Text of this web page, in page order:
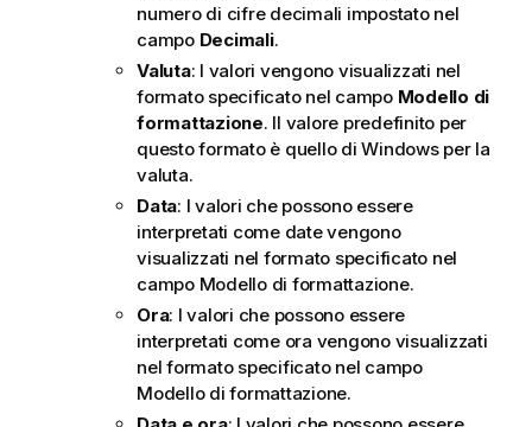
numero di cifre decimali impostato nel
campo Decimali.
Valuta: I valori vengono visualizzati nel
formato specificato nel campo Modello di
formattazione. Il valore predefinito per
questo formato è quello di Windows per la
valuta.
Data: I valori che possono essere
interpretati come date vengono
visualizzati nel formato specificato nel
campo Modello di formattazione.
Ora: I valori che possono essere
interpretati come ora vengono visualizzati
nel formato specificato nel campo
Modello di formattazione.